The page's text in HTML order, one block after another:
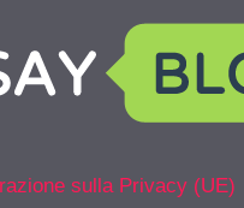
sulla Privacy (UE)